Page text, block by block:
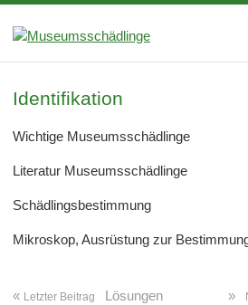
Identifikation
Wichtige Museumsschädlinge
Literatur Museumsschädlinge
Schädlingsbestimmung
Mikroskop, Ausrüstung zur
»
« Letzter Beitrag Lösungen